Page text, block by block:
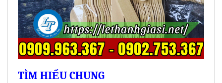
TÌM HIỂU CHUNG